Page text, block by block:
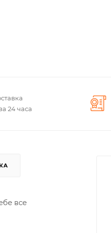
24 часа
все